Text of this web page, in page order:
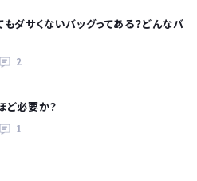
もダサくないバッグってある？どんなバ
2
ど必要か？
1